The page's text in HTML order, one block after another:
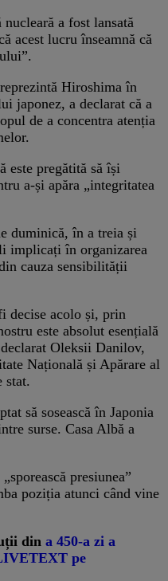
a fost lansată
acest lucru înseamnă că
Hiroshima în
japonez, a declarat că a
de a concentra atenția
este pregătită să își
a-și apăra „integritatea
duminică, în a treia și
implicați în organizarea
cauza sensibilității
decise acolo și, prin
este absolut esențială
Oleksii Danilov,
Națională și Apărare al
stat.
să sosească în Japonia
surse. Casa Albă a
presiunea”
poziția atunci când vine
din a 450-a zi a
pe